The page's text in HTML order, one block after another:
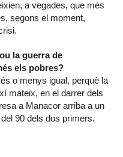
a vegades, que més
segons el moment,
la guerra de
els pobres?
o menys igual, perquè la
mateix, en el darrer dels
a Manacor arriba a un
90 dels dos primers.